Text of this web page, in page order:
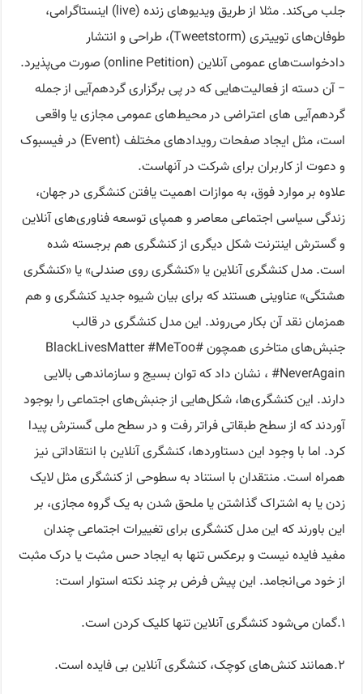
جلب می‌کند. مثلا از طریق ویدیوهای زنده (live) اینستاگرامی،
طوفان‌های توییتری (Tweetstorm)، طراحی و انتشار
دادخواست‌های عمومی آنلاین (online Petition) صورت می‌پذیرد.
− آن دسته از فعالیت‌هایی که در پی برگزاری گردهم‌آیی از جمله
گردهم‌آیی های اعتراضی در محیط‌های عمومی مجازی یا واقعی
است، مثل ایجاد صفحات رویدادهای مختلف (Event) در فیسبوک
و دعوت از کاربران برای شرکت در آنهاست.
علاوه بر موارد فوق، به موازات اهمیت یافتن کنشگری در جهان،
زندگی سیاسی اجتماعی معاصر و همپای توسعه فناوری‌های آنلاین
و گسترش اینترنت شکل دیگری از کنشگری هم برجسته شده
است. مدل کنشگری آنلاین یا «کنشگری روی صندلی» یا «کنشگری
هشتگی» عناوینی هستند که برای بیان شیوه جدید کنشگری و هم
همزمان نقد آن بکار می‌روند. این مدل کنشگری در قالب
جنبش‌های متاخری همچون #BlackLivesMatter #MeToo
#NeverAgain ، نشان داد که توان بسیج و سازماندهی بالایی
دارند. این کنشگری‌ها، شکل‌هایی از جنبش‌های اجتماعی را بوجود
آوردند که از سطح طبقاتی فراتر رفت و در سطح ملی گسترش پیدا
کرد. اما با وجود این دستاوردها، کنشگری آنلاین با انتقاداتی نیز
همراه است. منتقدان با استناد به سطوحی از کنشگری مثل لایک
زدن یا به اشتراک گذاشتن یا ملحق شدن به یک گروه مجازی، بر
این باورند که این مدل کنشگری برای تغییرات اجتماعی چندان
مفید فایده نیست و برعکس تنها به ایجاد حس مثبت یا درک مثبت
از خود می‌انجامد. این پیش فرض بر چند نکته استوار است:
١.گمان می‌شود کنشگری آنلاین تنها کلیک کردن است.
٢.همانند کنش‌های کوچک، کنشگری آنلاین بی فایده است.